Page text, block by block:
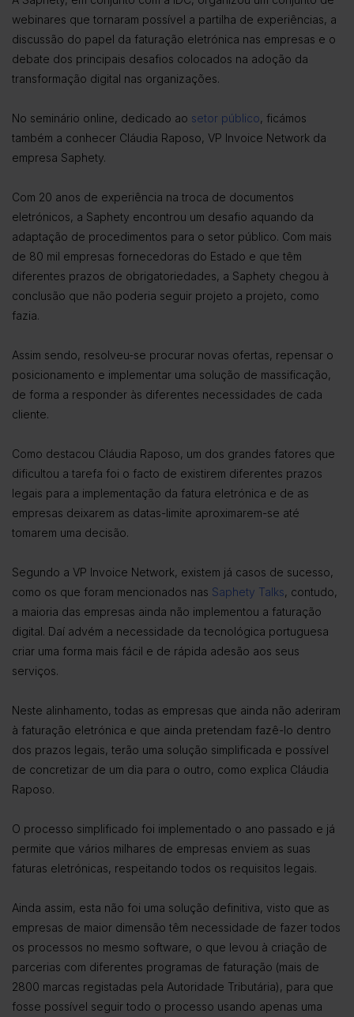
webinares que tornaram possível a partilha de experiências, a
discussão do papel da faturação eletrónica nas empresas e o
debate dos principais desafios colocados na adoção da
transformação digital nas organizações.
No seminário online, dedicado ao setor público, ficámos
também a conhecer Cláudia Raposo, VP Invoice Network da
empresa Saphety.
Com 20 anos de experiência na troca de documentos
eletrónicos, a Saphety encontrou um desafio aquando da
adaptação de procedimentos para o setor público. Com mais
de 80 mil empresas fornecedoras do Estado e que têm
diferentes prazos de obrigatoriedades, a Saphety chegou à
conclusão que não poderia seguir projeto a projeto, como
fazia.
Assim sendo, resolveu-se procurar novas ofertas, repensar o
posicionamento e implementar uma solução de massificação,
de forma a responder às diferentes necessidades de cada
cliente.
Como destacou Cláudia Raposo, um dos grandes fatores que
dificultou a tarefa foi o facto de existirem diferentes prazos
legais para a implementação da fatura eletrónica e de as
empresas deixarem as datas-limite aproximarem-se até
tomarem uma decisão.
Segundo a VP Invoice Network, existem já casos de sucesso,
como os que foram mencionados nas Saphety Talks, contudo,
a maioria das empresas ainda não implementou a faturação
digital. Daí advém a necessidade da tecnológica portuguesa
criar uma forma mais fácil e de rápida adesão aos seus
serviços.
Neste alinhamento, todas as empresas que ainda não aderiram
à faturação eletrónica e que ainda pretendam fazê-lo dentro
dos prazos legais, terão uma solução simplificada e possível
de concretizar de um dia para o outro, como explica Cláudia
Raposo.
O processo simplificado foi implementado o ano passado e já
permite que vários milhares de empresas enviem as suas
faturas eletrónicas, respeitando todos os requisitos legais.
Ainda assim, esta não foi uma solução definitiva, visto que as
empresas de maior dimensão têm necessidade de fazer todos
os processos no mesmo software, o que levou à criação de
parcerias com diferentes programas de faturação (mais de
2800 marcas registadas pela Autoridade Tributária), para que
fosse possível seguir todo o processo usando apenas uma